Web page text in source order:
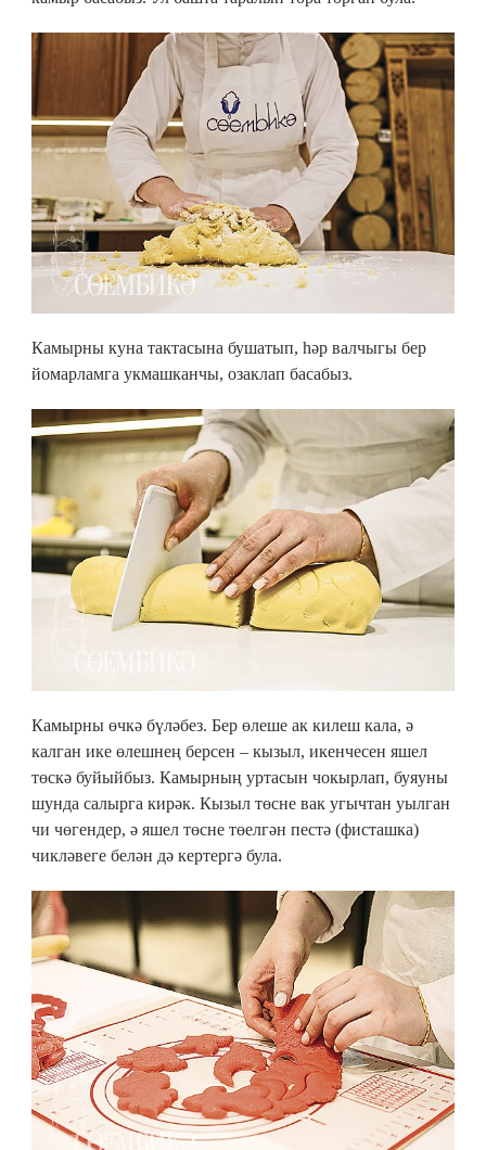
Камырны куна тактасына бушатып, һәр валчыгы бер
йомарламга укмашканчы, озаклап басабыз.
Камырны өчкә бүләбез. Бер өлеше ак килеш кала, ә
калган ике өлешнең берсен – кызыл, икенчесен яшел
төскә буйыйбыз. Камырның уртасын чокырлап, буяуны
шунда салырга кирәк. Кызыл төсне вак угычтан уылган
чи чөгендер, ә яшел төсне төелгән пестә (фисташка)
чикләвеге белән дә кертергә була.